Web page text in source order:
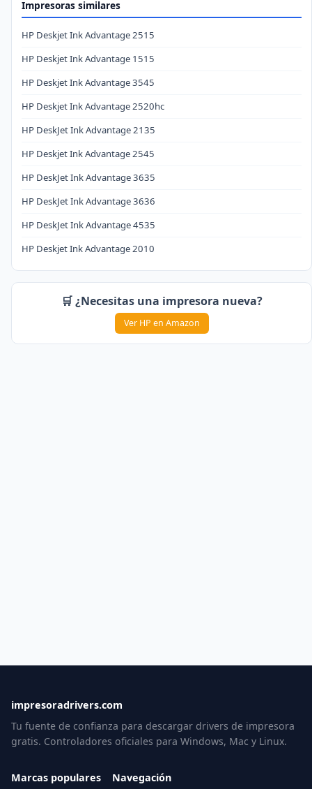
Impresoras similares
HP Deskjet Ink Advantage 2515
HP Deskjet Ink Advantage 1515
HP Deskjet Ink Advantage 3545
HP Deskjet Ink Advantage 2520hc
HP DeskJet Ink Advantage 2135
HP Deskjet Ink Advantage 2545
HP DeskJet Ink Advantage 3635
HP DeskJet Ink Advantage 3636
HP DeskJet Ink Advantage 4535
HP Deskjet Ink Advantage 2010
🛒 ¿Necesitas una impresora nueva?
Ver HP en Amazon
impresoradrivers.com
Tu fuente de confianza para descargar drivers de impresora
gratis. Controladores oficiales para Windows, Mac y Linux.
Marcas populares Navegación